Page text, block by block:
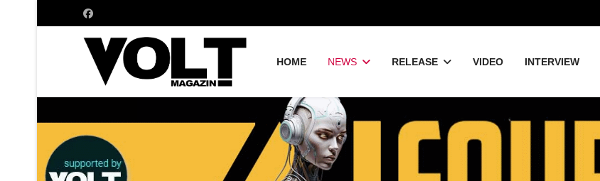
HOME NEWS RELEASE VIDEO INTERVIEW